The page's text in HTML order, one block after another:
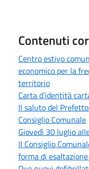
Contenuti
Centro estivo
economico per la
territorio
Carta d’identità
Il saluto del
Consiglio Comunale
Giovedì 30 luglio
Il Consiglio
forma di